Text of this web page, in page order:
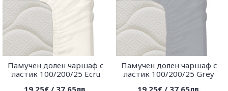
Памучен долен чаршаф с
ластик 100/200/25 Ecru
19,25€ / 37,65лв.
Памучен долен чаршаф с
ластик 100/200/25 Grey
19,25€ / 37,65лв.